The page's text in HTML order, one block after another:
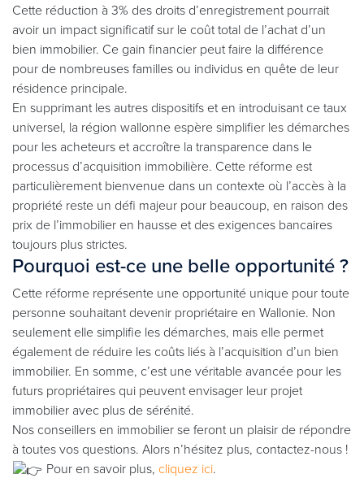
Cette réduction à 3% des droits d’enregistrement pourrait
avoir un impact significatif sur le coût total de l’achat d’un
bien immobilier. Ce gain financier peut faire la différence
pour de nombreuses familles ou individus en quête de leur
résidence principale.
En supprimant les autres dispositifs et en introduisant ce taux
universel, la région wallonne espère simplifier les démarches
pour les acheteurs et accroître la transparence dans le
processus d’acquisition immobilière. Cette réforme est
particulièrement bienvenue dans un contexte où l’accès à la
propriété reste un défi majeur pour beaucoup, en raison des
prix de l’immobilier en hausse et des exigences bancaires
toujours plus strictes.
Pourquoi est-ce une belle opportunité ?
Cette réforme représente une opportunité unique pour toute
personne souhaitant devenir propriétaire en Wallonie. Non
seulement elle simplifie les démarches, mais elle permet
également de réduire les coûts liés à l’acquisition d’un bien
immobilier. En somme, c’est une véritable avancée pour les
futurs propriétaires qui peuvent envisager leur projet
immobilier avec plus de sérénité.
Nos conseillers en immobilier se feront un plaisir de répondre
à toutes vos questions. Alors n’hésitez plus, contactez-nous !
Pour en savoir plus, cliquez ici.